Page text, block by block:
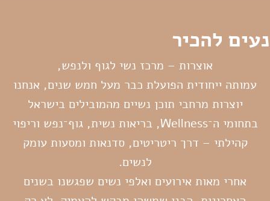
נעים להכיר
אוצרות – מרכז נשי לגוף ולנפש,
עמותה ייחודית הפועלת כבר מעל חמש שנים, אנחנו
יוצרות מרחבי תוכן נשיים מהמובילים בישראל
בתחומי ה־Wellness, בריאות נשית, גוף־נפש וריפוי
קהילתי – דרך ריטריטים, סדנאות ומסעות עומק
לנשים.
אחרי מאות אירועים ואלפי נשים שפגשנו בשנים